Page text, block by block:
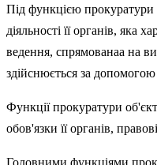
Під функцією прокуратури
діяльності її органів, яка
ведення, спрямованаа на
здійснюється за допомогою
Функції прокуратури
обов'язки її органів,
Головними функціями